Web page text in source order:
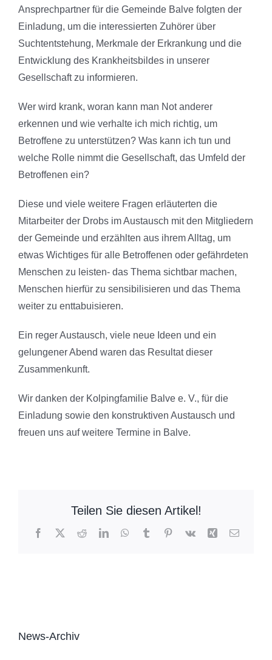
Ansprechpartner für die Gemeinde Balve folgten der
Einladung, um die interessierten Zuhörer über
Suchtentstehung, Merkmale der Erkrankung und die
Entwicklung des Krankheitsbildes in unserer
Gesellschaft zu informieren.
Wer wird krank, woran kann man Not anderer
erkennen und wie verhalte ich mich richtig, um
Betroffene zu unterstützen? Was kann ich tun und
welche Rolle nimmt die Gesellschaft, das Umfeld der
Betroffenen ein?
Diese und viele weitere Fragen erläuterten die
Mitarbeiter der Drobs im Austausch mit den Mitgliedern
der Gemeinde und erzählten aus ihrem Alltag, um
etwas Wichtiges für alle Betroffenen oder gefährdeten
Menschen zu leisten- das Thema sichtbar machen,
Menschen hierfür zu sensibilisieren und das Thema
weiter zu enttabuisieren.
Ein reger Austausch, viele neue Ideen und ein
gelungener Abend waren das Resultat dieser
Zusammenkunft.
Wir danken der Kolpingfamilie Balve e. V., für die
Einladung sowie den konstruktiven Austausch und
freuen uns auf weitere Termine in Balve.
Teilen Sie diesen Artikel!
Facebook
X RedditLinkedInWhatsApp
TumblrPinterest
Vk Xing E-
News-Archiv